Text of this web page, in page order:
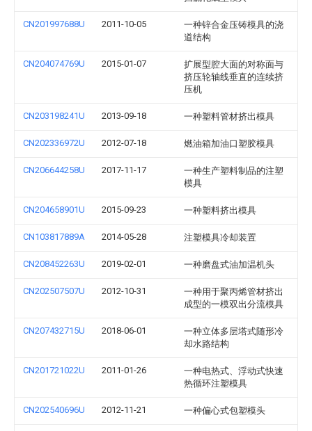
CN201997688U 2011-10-05
一种锌合金压铸模具的浇
道结构
CN204074769U 2015-01-07
扩展型腔大面的对称面与
挤压轮轴线垂直的连续挤
压机
CN203198241U 2013-09-18 一种塑料管材挤出模具
CN202336972U 2012-07-18 燃油箱加油口塑胶模具
CN206644258U 2017-11-17
一种生产塑料制品的注塑
模具
CN204658901U 2015-09-23 一种塑料挤出模具
CN103817889A 2014-05-28 注塑模具冷却装置
CN208452263U 2019-02-01 一种磨盘式油加温机头
CN202507507U 2012-10-31
一种用于聚丙烯管材挤出
成型的一模双出分流模具
CN207432715U 2018-06-01
一种立体多层塔式随形冷
却水路结构
CN201721022U 2011-01-26
一种电热式、浮动式快速
热循环注塑模具
CN202540696U 2012-11-21 一种偏心式包塑模头